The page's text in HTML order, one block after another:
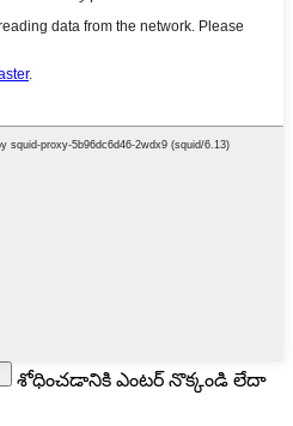
శోధించడానికి ఎంటర్ నొక్కండి లేదా